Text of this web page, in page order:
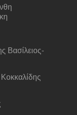
Βασίλειος-